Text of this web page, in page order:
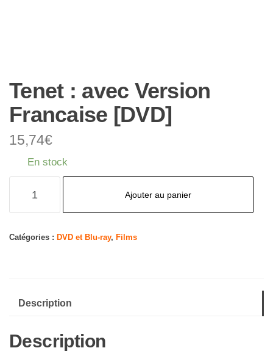
Tenet : avec Version
Francaise [DVD]
15,74€
En stock
:
[DVD]
Ajouter au panier
Catégories : DVD et Blu-ray, Films
Description
Description